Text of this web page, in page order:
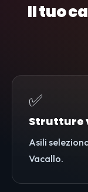
Il tuo
✅
Strutture
Asili
Vacallo.